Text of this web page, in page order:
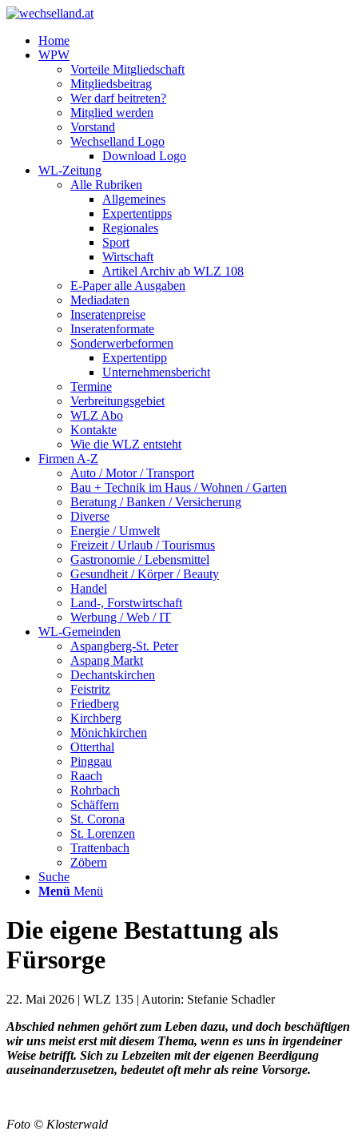
Home
WPW
Vorteile Mitgliedschaft
Mitgliedsbeitrag
Wer darf beitreten?
Mitglied werden
Vorstand
Wechselland Logo
Download Logo
WL-Zeitung
Alle Rubriken
Allgemeines
Expertentipps
Regionales
Sport
Wirtschaft
Artikel Archiv ab WLZ 108
E-Paper alle Ausgaben
Mediadaten
Inseratenpreise
Inseratenformate
Sonderwerbeformen
Expertentipp
Unternehmensbericht
Termine
Verbreitungsgebiet
WLZ Abo
Kontakte
Wie die WLZ entsteht
Firmen A-Z
Auto / Motor / Transport
Bau + Technik im Haus / Wohnen / Garten
Beratung / Banken / Versicherung
Diverse
Energie / Umwelt
Freizeit / Urlaub / Tourismus
Gastronomie / Lebensmittel
Gesundheit / Körper / Beauty
Handel
Land-, Forstwirtschaft
Werbung / Web / IT
WL-Gemeinden
Aspangberg-St. Peter
Aspang Markt
Dechantskirchen
Feistritz
Friedberg
Kirchberg
Mönichkirchen
Otterthal
Pinggau
Raach
Rohrbach
Schäffern
St. Corona
St. Lorenzen
Trattenbach
Zöbern
Suche
Menü Menü
Die eigene Bestattung als
Fürsorge
22. Mai 2026 | WLZ 135 | Autorin: Stefanie Schadler
Abschied nehmen gehört zum Leben dazu, und doch beschäftigen
wir uns meist erst mit diesem Thema, wenn es uns in irgendeiner
Weise betrifft. Sich zu Lebzeiten mit der eigenen Beerdigung
auseinanderzusetzen, bedeutet oft mehr als reine Vorsorge.
Foto © Klosterwald